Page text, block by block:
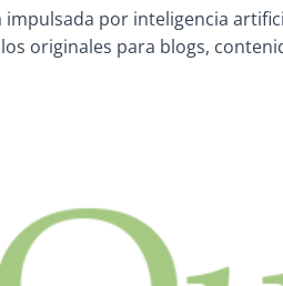
por inteligencia
originales para blogs,